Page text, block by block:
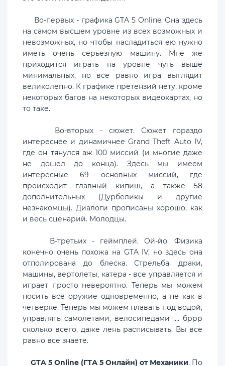
Во-первых - графика GTA 5 Online. Она здесь
на самом высшем уровне из всех возможных и
невозможных, но чтобы насладиться ею нужно
иметь очень серьезную машину. Мне же
приходится играть на уровне чуть выше
минимальных, но все равно игра выглядит
великолепно. К графике претензий нету, кроме
некоторых багов на некоторых видеокартах, но
то таке.
Во-вторых - сюжет. Сюжет гораздо
интереснее и динамичнее Grand Theft Auto IV,
где он тянулся аж 100 миссий (и многие даже
не дошел до конца). Здесь мы имеем
интересные 69 основных миссий, где
происходит главный кипиш, а также 58
дополнительных (Дурбеликы и другие
незнакомцы). Диалоги прописаны хорошо, как
и весь сценарий. Молодцы.
В-третьих - геймплей. Ой-йо. Физика
конечно очень похожа на GTA IV, но здесь она
отполирована до блеска. Стрельба, драки,
машины, вертолеты, катера - все управляется и
играет просто невероятно. Теперь мы можем
носить все оружие одновременно, а не как в
четверке. Теперь мы можем плавать под водой,
управлять самолетами, велосипедами .... бррр
сколько всего, даже лень расписывать. Вы все
равно все знаете.
GTA 5 Online (ГТА 5 Онлайн) от Механики. По